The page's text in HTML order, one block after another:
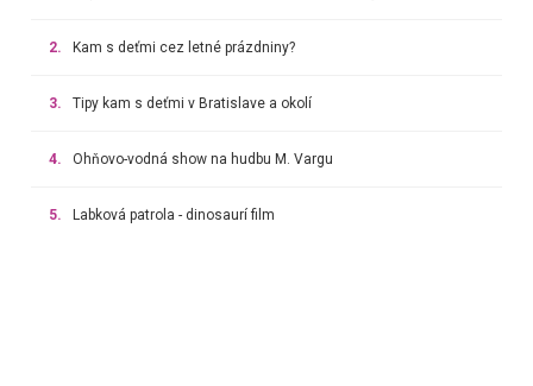
2. Kam s deťmi cez letné prázdniny?
3. Tipy kam s deťmi v Bratislave a okolí
4. Ohňovo-vodná show na hudbu M. Vargu
5. Labková patrola - dinosaurí film